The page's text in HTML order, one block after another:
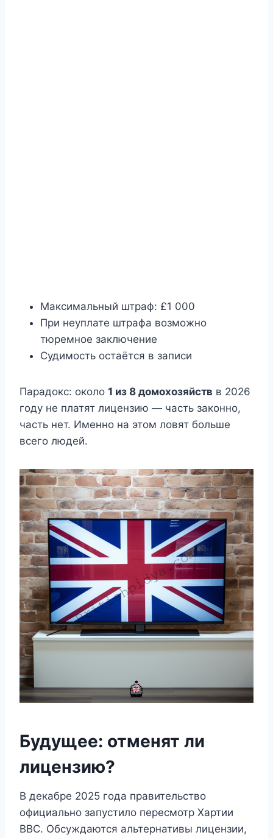
Максимальный штраф: £1 000
При неуплате штрафа возможно
тюремное заключение
Судимость остаётся в записи
Парадокс: около 1 из 8 домохозяйств в 2026
году не платят лицензию — часть законно,
часть нет. Именно на этом ловят больше
всего людей.
Будущее: отменят ли
лицензию?
В декабре 2025 года правительство
официально запустило пересмотр Хартии
BBC. Обсуждаются альтернативы лицензии,